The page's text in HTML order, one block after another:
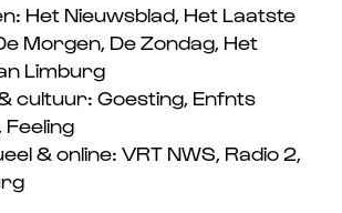
Het Nieuwsblad, Het Laatste
Morgen, De Zondag, Het
Limburg
cultuur: Goesting, Enfnts
Feeling
& online: VRT NWS, Radio 2,